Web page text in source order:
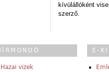
kívülállóként
szerző.
Hazai vizek
E-